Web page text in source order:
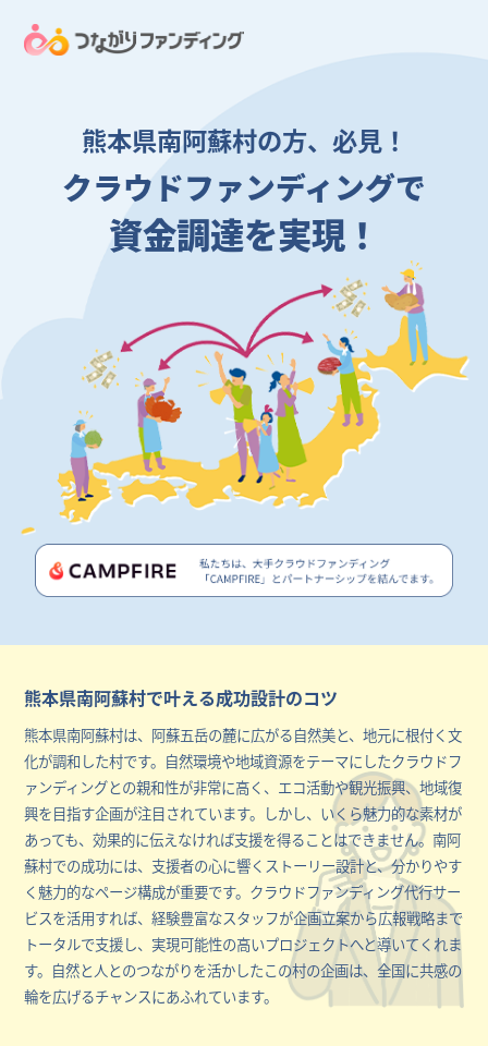
熊本県南阿蘇村の方、必見！
クラウドファンディングで
資金調達を実現！
熊本県南阿蘇村で叶える成功設計のコツ
熊本県南阿蘇村は、阿蘇五岳の麓に広がる自然美と、地元に根付く文
化が調和した村です。自然環境や地域資源をテーマにしたクラウドフ
ァンディングとの親和性が非常に高く、エコ活動や観光振興、地域復
興を目指す企画が注目されています。しかし、いくら魅力的な素材が
あっても、効果的に伝えなければ支援を得ることはできません。南阿
蘇村での成功には、支援者の心に響くストーリー設計と、分かりやす
く魅力的なページ構成が重要です。クラウドファンディング代行サー
ビスを活用すれば、経験豊富なスタッフが企画立案から広報戦略まで
トータルで支援し、実現可能性の高いプロジェクトへと導いてくれま
す。自然と人とのつながりを活かしたこの村の企画は、全国に共感の
輪を広げるチャンスにあふれています。